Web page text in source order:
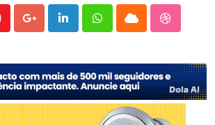
Google+LinkedInWhatsappCloud